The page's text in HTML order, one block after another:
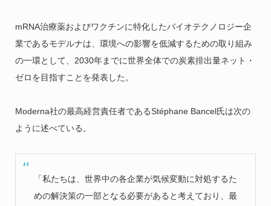
mRNA治療薬およびワクチンに特化したバイオテクノロジー企
業であるモデルナは、環境への影響を低減するための取り組み
の一環として、2030年までに世界全体での炭素排出量ネット・
ゼロを目指すことを発表した。
Moderna社の最高経営責任者であるStéphane Bancel氏は次の
ように述べている。
「私たちは、世界中の各企業が気候変動に対処するた
めの解決策の一部となる必要があると考えており、最